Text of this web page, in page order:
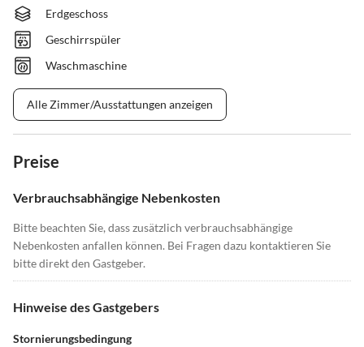
Erdgeschoss
Geschirrspüler
Waschmaschine
Alle Zimmer/Ausstattungen anzeigen
Preise
Verbrauchsabhängige Nebenkosten
Bitte beachten Sie, dass zusätzlich verbrauchsabhängige
Nebenkosten anfallen können. Bei Fragen dazu kontaktieren Sie
bitte direkt den Gastgeber.
Hinweise des Gastgebers
Stornierungsbedingung